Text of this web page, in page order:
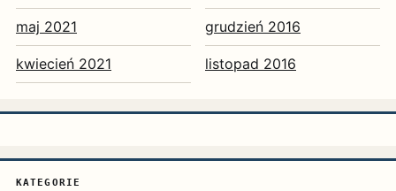
maj 2021
kwiecień 2021
grudzień 2016
listopad 2016
KATEGORIE